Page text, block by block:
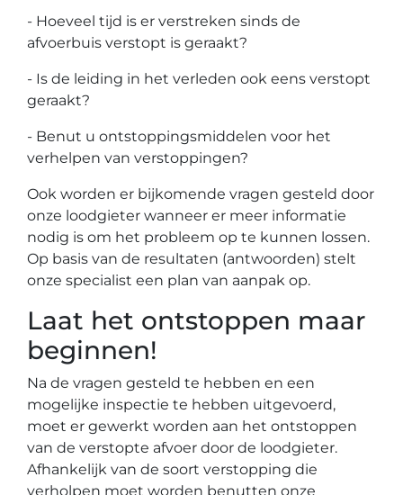
- Hoeveel tijd is er verstreken sinds de
afvoerbuis verstopt is geraakt?
- Is de leiding in het verleden ook eens verstopt
geraakt?
- Benut u ontstoppingsmiddelen voor het
verhelpen van verstoppingen?
Ook worden er bijkomende vragen gesteld door
onze loodgieter wanneer er meer informatie
nodig is om het probleem op te kunnen lossen.
Op basis van de resultaten (antwoorden) stelt
onze specialist een plan van aanpak op.
Laat het ontstoppen maar
beginnen!
Na de vragen gesteld te hebben en een
mogelijke inspectie te hebben uitgevoerd,
moet er gewerkt worden aan het ontstoppen
van de verstopte afvoer door de loodgieter.
Afhankelijk van de soort verstopping die
verholpen moet worden benutten onze